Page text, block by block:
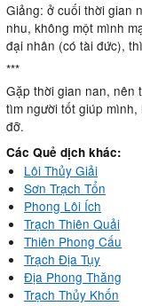
Giảng: ở cuối thời gian
nhu, không một mình
đại nhân (có tài đức),
***
Gặp thời gian nan, nên
tìm người tốt giúp
đỡ.
Các Quẻ dịch khác:
Lôi Thủy Giải
Sơn Trạch Tổn
Phong Lôi Ích
Trạch Thiên Quải
Thiên Phong Cấu
Trạch Địa Tụy
Địa Phong Thăng
Trạch Thủy Khốn